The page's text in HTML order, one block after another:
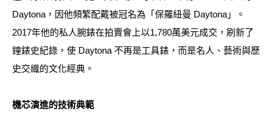
Daytona，因他頻繁配戴被冠名為「保羅紐曼 Daytona」。
2017年他的私人腕錶在拍賣會上以1,780萬美元成交，刷新了
鐘錶史紀錄，使 Daytona 不再是工具錶，而是名人、藝術與歷
史交織的文化經典。
機芯演進的技術典範